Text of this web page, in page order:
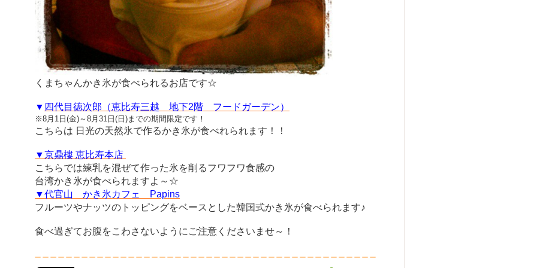
くまちゃんかき氷が食べられるお店です☆
▼ 四代目徳次郎（恵比寿三越 地下2階 フードガーデン）
※8月1日(金)～8月31日(日)までの期間限定です！
こちらは 日光の天然氷で作るかき氷が食べれられます！！
▼京鼎樓 恵比寿本店
こちらでは練乳を混ぜて作った氷を削るフワフワ食感の
台湾かき氷が食べられますよ～☆
▼代官山 かき氷カフェ Papins
フルーツやナッツのトッピングをベースとした韓国式かき氷が食べられます♪
食べ過ぎてお腹をこわさないようにご注意くださいませ～！